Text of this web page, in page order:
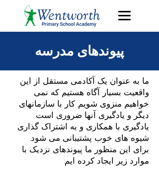
پیوندهای مدرسه
ما به عنوان یک آکادمی مستقل از این
واقعیت بسیار آگاه هستیم که نمی
خواهیم منزوی شویم. کار با سازمانهای
دیگر و یادگیری آنها ضروری است.
یادگیری با همکاری و به اشتراک گذاری
شیوه های خوب پشتیبانی می شود.
برای این منظور ما پیوندهای نزدیک با
موارد زیر ایجاد کرده ایم: